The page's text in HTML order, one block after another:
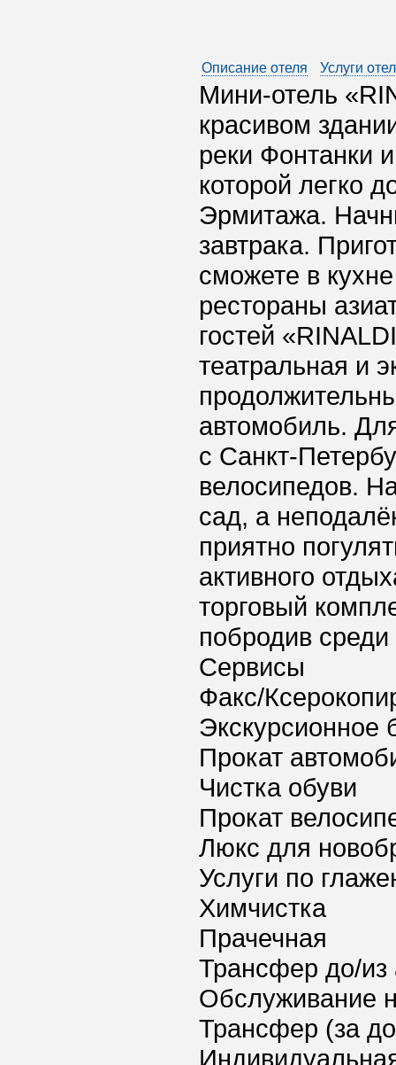
Описание отеля Услуги
Мини-отель
красивом
реки Фонтанки
которой легко
Эрмитажа.
завтрака.
сможете в
рестораны
гостей
театральная и
автомобиль.
с Санкт-
велосипедов.
сад, а
приятно
активного
торговый
побродив
Сервисы
Факс/
Экскурсионное
Прокат
Чистка обуви
Прокат
Люкс для
Услуги по
Химчистка
Прачечная
Трансфер до/из
Обслуживание
Трансфер (за